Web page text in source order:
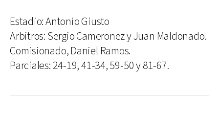
Estadio: Antonio Giusto
Arbitros: Sergio Cameronez y Juan Maldonado.
Comisionado, Daniel Ramos.
Parciales: 24-19, 41-34, 59-50 y 81-67.